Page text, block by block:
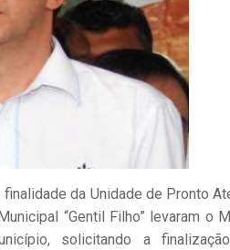
da Unidade de Pronto
“Gentil Filho” levaram o
solicitando a